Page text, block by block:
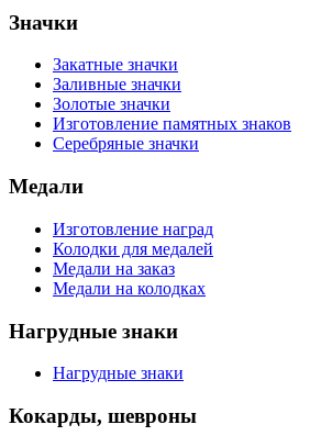
Значки
Закатные значки
Заливные значки
Золотые значки
Изготовление памятных знаков
Серебряные значки
Медали
Изготовление наград
Колодки для медалей
Медали на заказ
Медали на колодках
Нагрудные знаки
Нагрудные знаки
Кокарды, шевроны